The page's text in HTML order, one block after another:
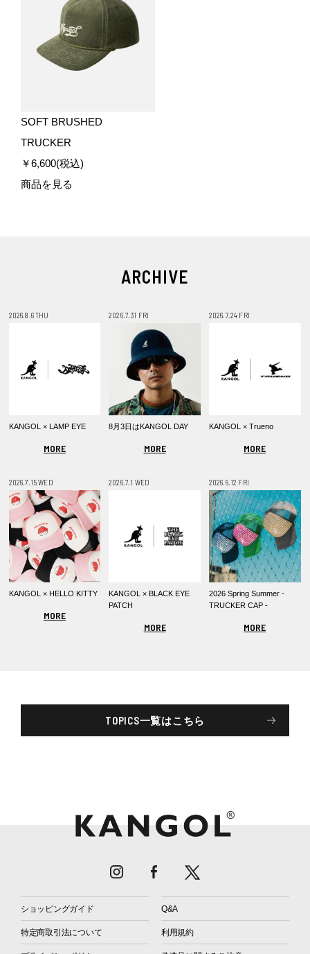
SOFT BRUSHED
TRUCKER
￥6,600(税込)
商品を見る
ARCHIVE
2026.8.6 THU
KANGOL × LAMP EYE
MORE
2026.7.31 FRI
8月3日はKANGOL DAY
MORE
2026.7.24 FRI
KANGOL × Trueno
MORE
2026.7.15 WED
KANGOL × HELLO KITTY
MORE
2026.7.1 WED
KANGOL × BLACK EYE
PATCH
MORE
2026.6.12 FRI
2026 Spring Summer -
TRUCKER CAP -
MORE
TOPICS一覧はこちら
ショッピングガイド Q&A
特定商取引法について 利用規約